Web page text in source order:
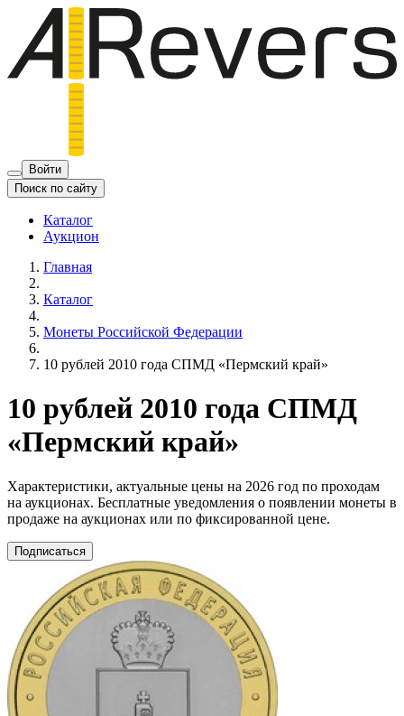
Войти
Поиск по сайту
Каталог
Аукцион
Главная
Каталог
Монеты Российской Федерации
10 рублей 2010 года СПМД «Пермский край»
10 рублей 2010 года СПМД
«Пермский край»
Характеристики, актуальные цены на 2026 год по проходам
на аукционах. Бесплатные уведомления о появлении монеты в
продаже на аукционах или по фиксированной цене.
Подписаться